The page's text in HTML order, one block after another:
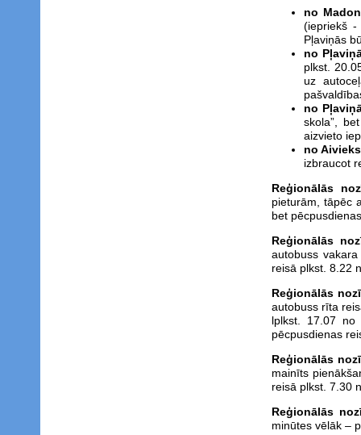
no
(iepriekš -
Pļaviņās
no
plkst.
uz
no
skola”,
aizvieto
no
izbraucot
Reģionālās
pieturām, tāpēc
bet
Reģionālās
autobuss
reisā plkst. 8.22
Reģionālās
autobuss rīta
lplkst. 17.07 no
pēcpusdienas
Reģionālās
mainīts
reisā plkst. 7.30
Reģionālās
minūtes vēlāk –